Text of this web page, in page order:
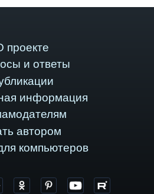
проекте
и ответы
информация
автором
компьютеров